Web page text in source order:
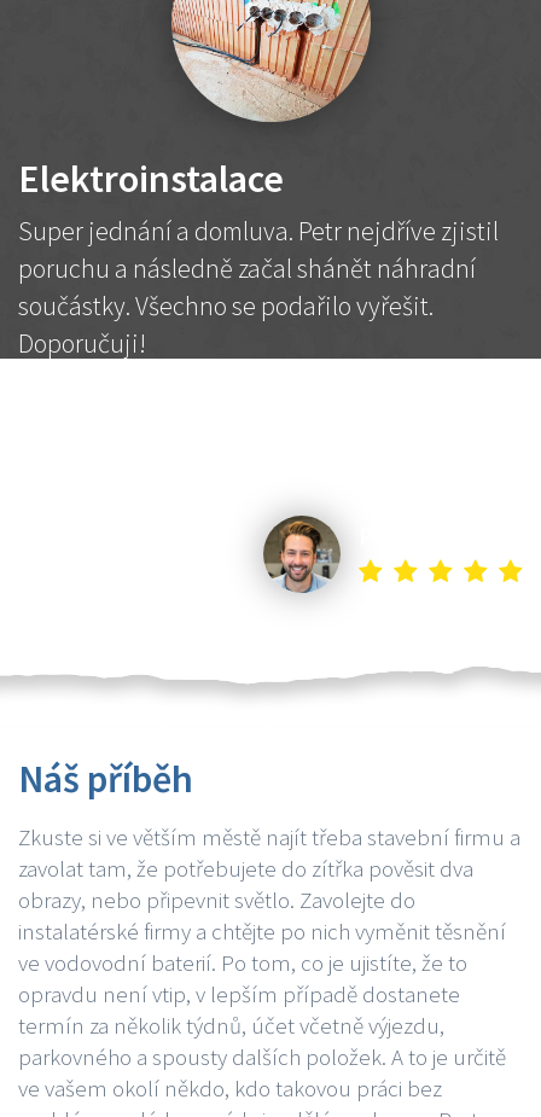
Elektroinstalace
Super jednání a domluva. Petr nejdříve zjistil
poruchu a následně začal shánět náhradní
součástky. Všechno se podařilo vyřešit.
Doporučuji!
Náš příběh
Zkuste si ve větším městě najít třeba stavební firmu a
zavolat tam, že potřebujete do zítřka pověsit dva
obrazy, nebo připevnit světlo. Zavolejte do
instalatérské firmy a chtějte po nich vyměnit těsnění
ve vodovodní baterií. Po tom, co je ujistíte, že to
opravdu není vtip, v lepším případě dostanete
termín za několik týdnů, účet včetně výjezdu,
parkovného a spousty dalších položek. A to je určitě
ve vašem okolí někdo, kdo takovou práci bez